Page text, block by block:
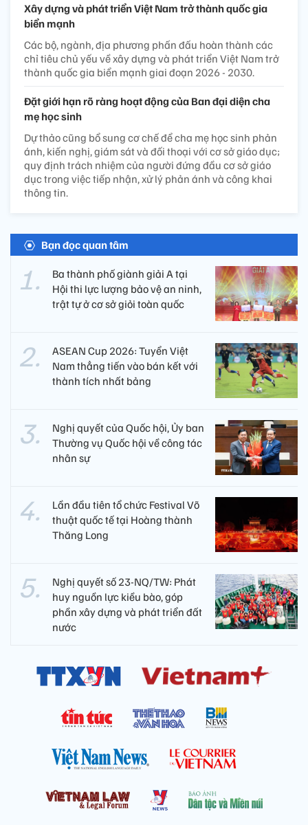
Xây dựng và phát triển Việt Nam trở thành quốc gia
biển mạnh
Các bộ, ngành, địa phương phấn đấu hoàn thành các
chỉ tiêu chủ yếu về xây dựng và phát triển Việt Nam trở
thành quốc gia biển mạnh giai đoạn 2026 - 2030.
Đặt giới hạn rõ ràng hoạt động của Ban đại diện cha
mẹ học sinh
Dự thảo cũng bổ sung cơ chế để cha mẹ học sinh phản
ánh, kiến nghị, giám sát và đối thoại với cơ sở giáo dục;
quy định trách nhiệm của người đứng đầu cơ sở giáo
dục trong việc tiếp nhận, xử lý phản ánh và công khai
thông tin.
Bạn đọc quan tâm
Ba thành phố giành giải A tại
Hội thi lực lượng bảo vệ an ninh,
trật tự ở cơ sở giỏi toàn quốc
ASEAN Cup 2026: Tuyển Việt
Nam thẳng tiến vào bán kết với
thành tích nhất bảng
Nghị quyết của Quốc hội, Ủy ban
Thường vụ Quốc hội về công tác
nhân sự
Lần đầu tiên tổ chức Festival Võ
thuật quốc tế tại Hoàng thành
Thăng Long
Nghị quyết số 23-NQ/TW: Phát
huy nguồn lực kiều bào, góp
phần xây dựng và phát triển đất
nước